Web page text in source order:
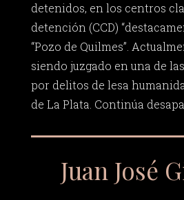
detenidos, en los centros
detención (CCD)
“Pozo de Quilmes”.
siendo juzgado en una de
por delitos de lesa
de La Plata. Continúa
Juan José